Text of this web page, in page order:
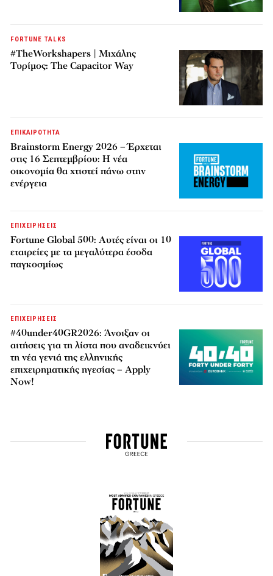
FORTUNE TALKS
#TheWorkshapers | Μιχάλης
Τυρίμος: The Capacitor Way
ΕΠΙΚΑΙΡΟΤΗΤΑ
Brainstorm Energy 2026 – Έρχεται
στις 16 Σεπτεμβρίου: Η νέα
οικονομία θα χτιστεί πάνω στην
ενέργεια
ΕΠΙΧΕΙΡΗΣΕΙΣ
Fortune Global 500: Αυτές είναι οι 10
εταιρείες με τα μεγαλύτερα έσοδα
παγκοσμίως
ΕΠΙΧΕΙΡΗΣΕΙΣ
#40under40GR2026: Άνοιξαν οι
αιτήσεις για τη λίστα που αναδεικνύει
τη νέα γενιά της ελληνικής
επιχειρηματικής ηγεσίας – Apply
Now!